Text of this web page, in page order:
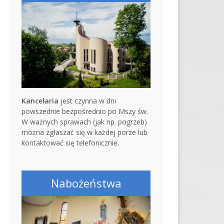
Kancelaria jest czynna w dni
powszednie bezpośrednio po Mszy św.
W ważnych sprawach (jak np. pogrzeb)
można zgłaszać się w każdej porze lub
kontaktować się telefonicznie.
Nabożeństwa